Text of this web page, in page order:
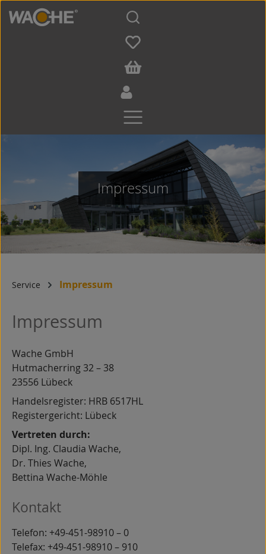
Zum Hauptinhalt springen
Service Impressum
Impressum
Impressum
Wache GmbH
Hutmacherring 32 – 38
23556 Lübeck
Handelsregister: HRB 6517HL
Registergericht: Lübeck
Vertreten durch:
Dipl. Ing. Claudia Wache,
Dr. Thies Wache,
Bettina Wache-Möhle
Kontakt
Telefon: +49-451-98910 – 0
Telefax: +49-451-98910 – 910